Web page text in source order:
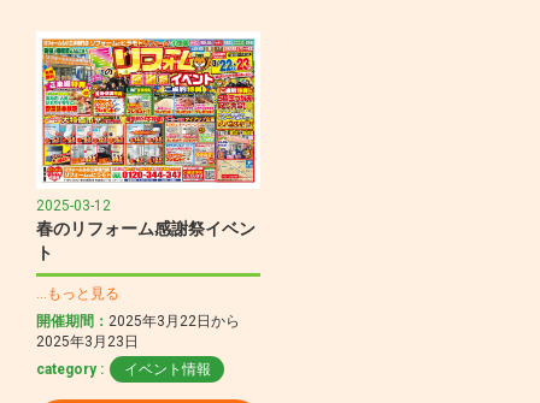
2025-03-12
春のリフォーム感謝祭イベン
ト
…もっと見る
開催期間： 2025年3月22日から
2025年3月23日
category :
イベント情報